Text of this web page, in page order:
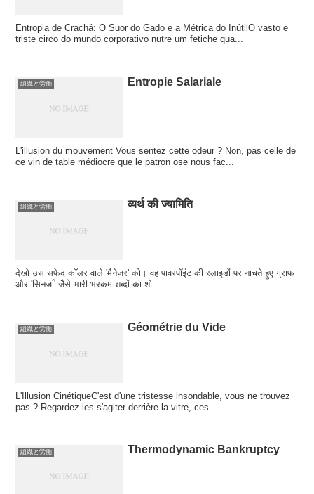
Entropia de Crachá: O Suor do Gado e a Métrica do InútilO vasto e
triste circo do mundo corporativo nutre um fetiche qua...
組織と労働 Entropie Salariale
L'illusion du mouvement Vous sentez cette odeur ? Non, pas celle de
ce vin de table médiocre que le patron ose nous fac...
組織と労働 व्यर्थ की ज्यामिति
देखो उस सफेद कॉलर वाले 'मैनेजर' को। वह पावरपॉइंट की स्लाइडों पर नाचते हुए ग्राफ
और 'सिनर्जी' जैसे भारी-भरकम शब्दों का शो...
組織と労働 Géométrie du Vide
L'Illusion CinétiqueC'est d'une tristesse insondable, vous ne trouvez
pas ? Regardez-les s'agiter derrière la vitre, ces...
組織と労働 Thermodynamic Bankruptcy